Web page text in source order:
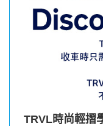
TRVL時尚輕摺